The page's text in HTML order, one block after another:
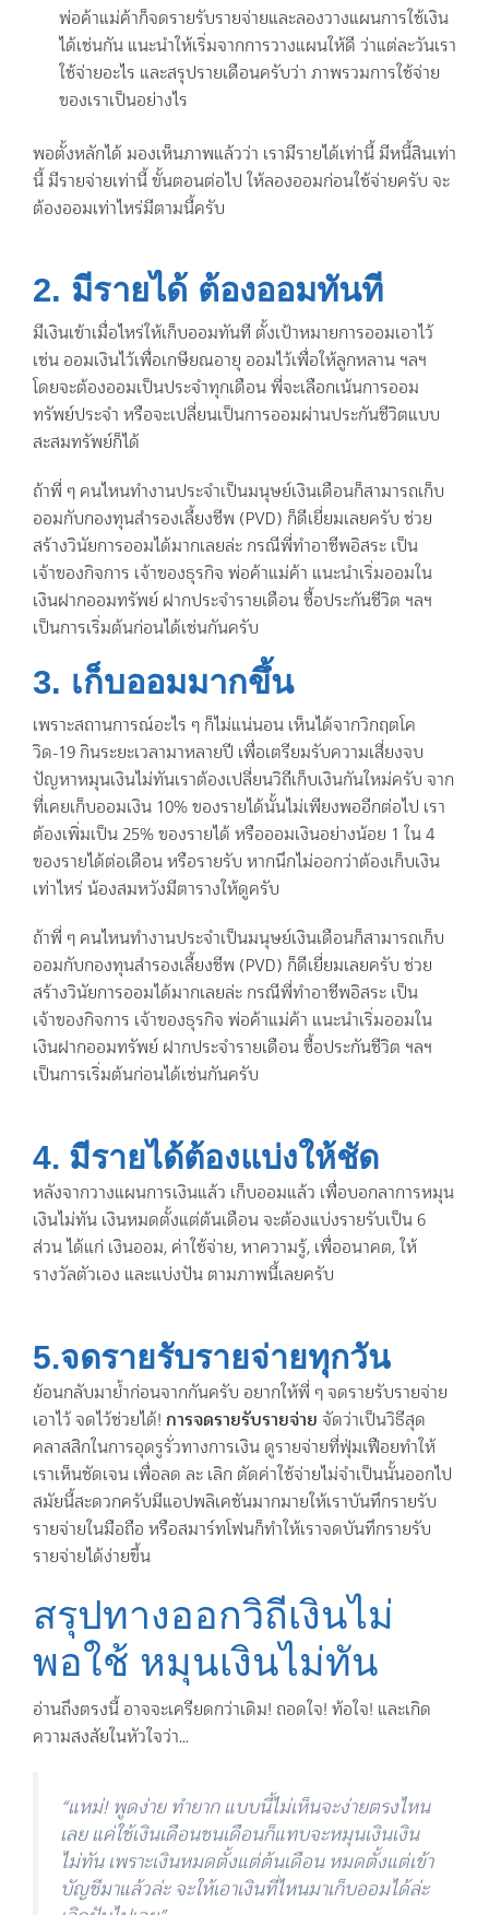
พ่อค้าแม่ค้าก็จดรายรับรายจ่ายและลองวางแผนการใช้เงิน
ได้เช่นกัน แนะนำให้เริ่มจากการวางแผนให้ดี ว่าแต่ละวันเรา
ใช้จ่ายอะไร และสรุปรายเดือนครับว่า ภาพรวมการใช้จ่าย
ของเราเป็นอย่างไร
พอตั้งหลักได้ มองเห็นภาพแล้วว่า เรามีรายได้เท่านี้ มีหนี้สินเท่า
นี้ มีรายจ่ายเท่านี้ ขั้นตอนต่อไป ให้ลองออมก่อนใช้จ่ายครับ จะ
ต้องออมเท่าไหร่มีตามนี้ครับ
2. มีรายได้ ต้องออมทันที
มีเงินเข้าเมื่อไหร่ให้เก็บออมทันที ตั้งเป้าหมายการออมเอาไว้
เช่น ออมเงินไว้เพื่อเกษียณอายุ ออมไว้เพื่อให้ลูกหลาน ฯลฯ
โดยจะต้องออมเป็นประจำทุกเดือน พี่จะเลือกเน้นการออม
ทรัพย์ประจำ หรือจะเปลี่ยนเป็นการออมผ่านประกันชีวิตแบบ
สะสมทรัพย์ก็ได้
ถ้าพี่ ๆ คนไหนทำงานประจำเป็นมนุษย์เงินเดือนก็สามารถเก็บ
ออมกับกองทุนสำรองเลี้ยงชีพ (PVD) ก็ดีเยี่ยมเลยครับ ช่วย
สร้างวินัยการออมได้มากเลยล่ะ กรณีพี่ทำอาชีพอิสระ เป็น
เจ้าของกิจการ เจ้าของธุรกิจ พ่อค้าแม่ค้า แนะนำเริ่มออมใน
เงินฝากออมทรัพย์ ฝากประจำรายเดือน ซื้อประกันชีวิต ฯลฯ
เป็นการเริ่มต้นก่อนได้เช่นกันครับ
3. เก็บออมมากขึ้น
เพราะสถานการณ์อะไร ๆ ก็ไม่แน่นอน เห็นได้จากวิกฤตโค
วิด-19 กินระยะเวลามาหลายปี เพื่อเตรียมรับความเสี่ยงจบ
ปัญหาหมุนเงินไม่ทันเราต้องเปลี่ยนวิถีเก็บเงินกันใหม่ครับ จาก
ที่เคยเก็บออมเงิน 10% ของรายได้นั้นไม่เพียงพออีกต่อไป เรา
ต้องเพิ่มเป็น 25% ของรายได้ หรือออมเงินอย่างน้อย 1 ใน 4
ของรายได้ต่อเดือน หรือรายรับ หากนึกไม่ออกว่าต้องเก็บเงิน
เท่าไหร่ น้องสมหวังมีตารางให้ดูครับ
ถ้าพี่ ๆ คนไหนทำงานประจำเป็นมนุษย์เงินเดือนก็สามารถเก็บ
ออมกับกองทุนสำรองเลี้ยงชีพ (PVD) ก็ดีเยี่ยมเลยครับ ช่วย
สร้างวินัยการออมได้มากเลยล่ะ กรณีพี่ทำอาชีพอิสระ เป็น
เจ้าของกิจการ เจ้าของธุรกิจ พ่อค้าแม่ค้า แนะนำเริ่มออมใน
เงินฝากออมทรัพย์ ฝากประจำรายเดือน ซื้อประกันชีวิต ฯลฯ
เป็นการเริ่มต้นก่อนได้เช่นกันครับ
4. มีรายได้ต้องแบ่งให้ชัด
หลังจากวางแผนการเงินแล้ว เก็บออมแล้ว เพื่อบอกลาการหมุน
เงินไม่ทัน เงินหมดตั้งแต่ต้นเดือน จะต้องแบ่งรายรับเป็น 6
ส่วน ได้แก่ เงินออม, ค่าใช้จ่าย, หาความรู้, เพื่ออนาคต, ให้
รางวัลตัวเอง และแบ่งปัน ตามภาพนี้เลยครับ
5.จดรายรับรายจ่ายทุกวัน
ย้อนกลับมาย้ำก่อนจากกันครับ อยากให้พี่ ๆ จดรายรับรายจ่าย
เอาไว้ จดไว้ช่วยได้! การจดรายรับรายจ่าย จัดว่าเป็นวิธีสุด
คลาสสิกในการอุดรูรั่วทางการเงิน ดูรายจ่ายที่ฟุ่มเฟือยทำให้
เราเห็นชัดเจน เพื่อลด ละ เลิก ตัดค่าใช้จ่ายไม่จำเป็นนั้นออกไป
สมัยนี้สะดวกครับมีแอปพลิเคชันมากมายให้เราบันทึกรายรับ
รายจ่ายในมือถือ หรือสมาร์ทโฟนก็ทำให้เราจดบันทึกรายรับ
รายจ่ายได้ง่ายขึ้น
สรุปทางออกวิถีเงินไม่
พอใช้ หมุนเงินไม่ทัน
อ่านถึงตรงนี้ อาจจะเครียดกว่าเดิม! ถอดใจ! ท้อใจ! และเกิด
ความสงสัยในหัวใจว่า…
“แหม่! พูดง่าย ทำยาก แบบนี้ไม่เห็นจะง่ายตรงไหน
เลย แค่ใช้เงินเดือนชนเดือนก็แทบจะหมุนเงินเงิน
ไม่ทัน เพราะเงินหมดตั้งแต่ต้นเดือน หมดตั้งแต่เข้า
บัญชีมาแล้วล่ะ จะให้เอาเงินที่ไหนมาเก็บออมได้ล่ะ